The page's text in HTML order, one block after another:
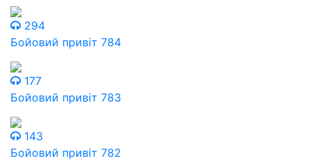
294
Бойовий привіт 784
177
Бойовий привіт 783
143
Бойовий привіт 782